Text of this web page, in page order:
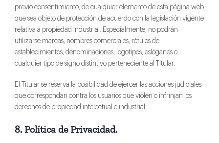
previo consentimiento, de cualquier elemento de esta página web
que sea objeto de protección de acuerdo con la legislación vigente
relativa a propiedad industrial. Especialmente, no podrán
utilizarse marcas, nombres comerciales, rótulos de
establecimientos, denominaciones, logotipos, eslóganes o
cualquier tipo de signo distintivo perteneciente al Titular.
El Titular se reserva la posibilidad de ejercer las acciones judiciales
que correspondan contra los usuarios que violen o infrinjan los
derechos de propiedad intelectual e industrial.
8. Política de Privacidad.